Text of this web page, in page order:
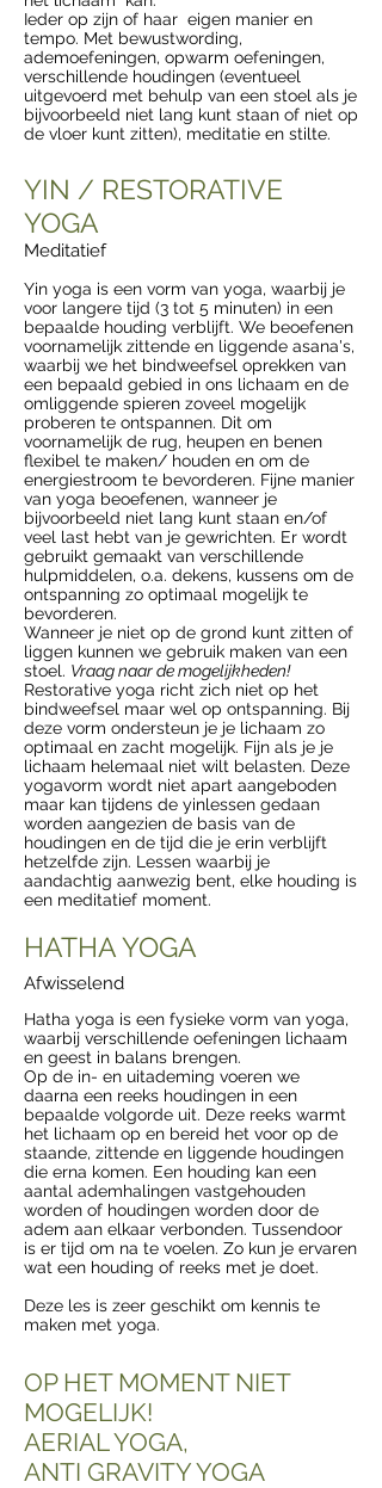
Ieder op zijn of haar eigen manier en
tempo. Met bewustwording,
ademoefeningen, opwarm oefeningen,
verschillende houdingen (eventueel
uitgevoerd met behulp van een stoel als je
bijvoorbeeld niet lang kunt staan of niet op
de vloer kunt zitten), meditatie en stilte.
YIN / RESTORATIVE
YOGA
Meditatief
Yin yoga is een vorm van yoga, waarbij je
voor langere tijd (3 tot 5 minuten) in een
bepaalde houding verblijft. We beoefenen
voornamelijk zittende en liggende asana's,
waarbij we het bindweefsel oprekken van
een bepaald gebied in ons lichaam en de
omliggende spieren zoveel mogelijk
proberen te ontspannen. Dit om
voornamelijk de rug, heupen en benen
flexibel te maken/ houden en om de
energiestroom te bevorderen. Fijne manier
van yoga beoefenen, wanneer je
bijvoorbeeld niet lang kunt staan en/of
veel last hebt van je gewrichten. Er wordt
gebruikt gemaakt van verschillende
hulpmiddelen, o.a. dekens, kussens om de
ontspanning zo optimaal mogelijk te
bevorderen.
Wanneer je niet op de grond kunt zitten of
liggen kunnen we gebruik maken van een
stoel. Vraag naar de mogelijkheden!
Restorative yoga richt zich niet op het
bindweefsel maar wel op ontspanning. Bij
deze vorm ondersteun je je lichaam zo
optimaal en zacht mogelijk. Fijn als je je
lichaam helemaal niet wilt belasten. Deze
yogavorm wordt niet apart aangeboden
maar kan tijdens de yinlessen gedaan
worden aangezien de basis van de
houdingen en de tijd die je erin verblijft
hetzelfde zijn. Lessen waarbij je
aandachtig aanwezig bent, elke houding is
een meditatief moment.
HATHA YOGA
Afwisselend
Hatha yoga is een fysieke vorm van yoga,
waarbij verschillende oefeningen lichaam
en geest in balans brengen.
Op de in- en uitademing voeren we
daarna een reeks houdingen in een
bepaalde volgorde uit. Deze reeks warmt
het lichaam op en bereid het voor op de
staande, zittende en liggende houdingen
die erna komen. Een houding kan een
aantal ademhalingen vastgehouden
worden of houdingen worden door de
adem aan elkaar verbonden. Tussendoor
is er tijd om na te voelen. Zo kun je ervaren
wat een houding of reeks met je doet.
Deze les is zeer geschikt om kennis te
maken met yoga.
OP HET MOMENT NIET
MOGELIJK!
AERIAL YOGA,
ANTI GRAVITY YOGA